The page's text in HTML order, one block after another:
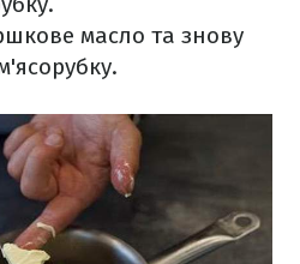
масло та знову